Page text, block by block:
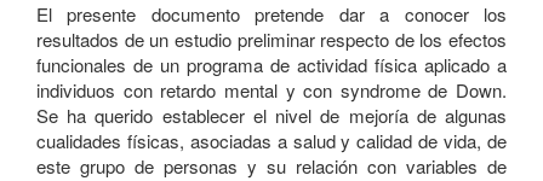
El presente documento pretende dar a conocer los
resultados de un estudio preliminar respecto de los efectos
funcionales de un programa de actividad física aplicado a
individuos con retardo mental y con syndrome de Down.
Se ha querido establecer el nivel de mejoría de algunas
cualidades físicas, asociadas a salud y calidad de vida, de
este grupo de personas y su relación con variables de